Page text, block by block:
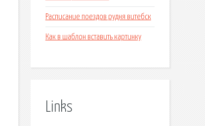
Расписание поездов рудня витебск
Как в шаблон вставить картинку
Links